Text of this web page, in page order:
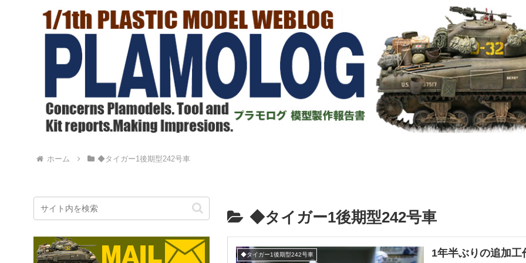
ホーム ◆タイガー1後期型242号車
◆タイガー1後期型242号車
◆タイガー1後期型242号車 1年半ぶりの追加工